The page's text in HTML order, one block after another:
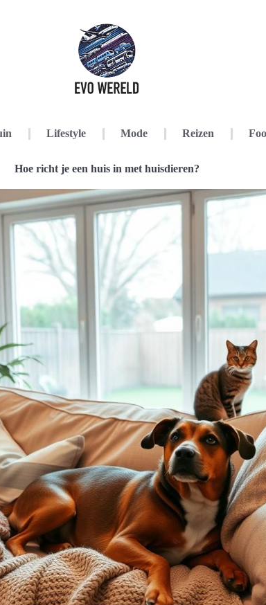
Lifestyle Mode Reizen
Hoe richt je een huis in met huisdieren?